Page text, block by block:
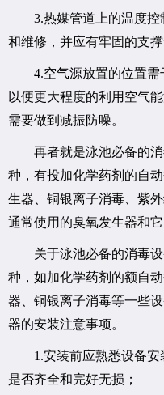
3.热媒管道上的温度控
和维修，并应有牢固的支撑
4.空气源放置的位置需
以便更大程度的利用空气
需要做到减振防噪。
再者就是泳池必备的消
种，有投加化学药剂的自
生器、铜银离子消毒、紫
通常使用的臭氧发生器和它
关于泳池必备的消毒设
种，如加化学药剂的额自
器、铜银离子消毒等一些
器的安装注意事项。
1.安装前应熟悉设备安
是否齐全和完好无损；